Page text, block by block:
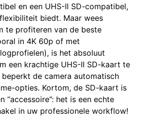
en een UHS-II SD-compatibel,
biedt. Maar wees
te profiteren van de beste
in 4K 60p of met
is het absoluut
een krachtige UHS-II SD-kaart te
beperkt de camera automatisch
opties. Kortom, de SD-kaart is
“accessoire”: het is een echte
in uw professionele workflow!